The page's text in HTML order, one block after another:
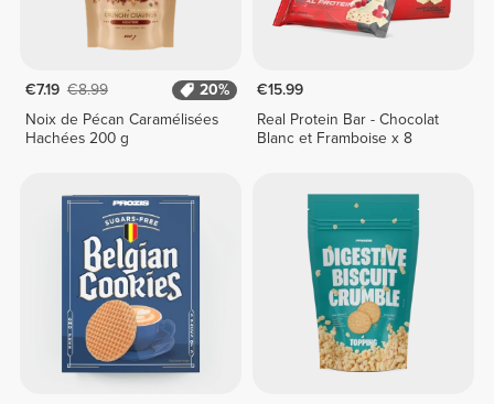
€7.19 €8.99
20%
Noix de Pécan Caramélisées
Hachées 200 g
€15.99
Real Protein Bar - Chocolat
Blanc et Framboise x 8